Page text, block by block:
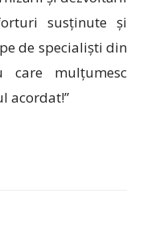
susținute și
de specialiști din
care mulțumesc
acordat!”